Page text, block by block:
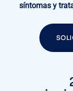
síntomas y